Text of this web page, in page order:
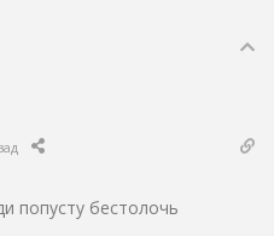
попусту бестолочь